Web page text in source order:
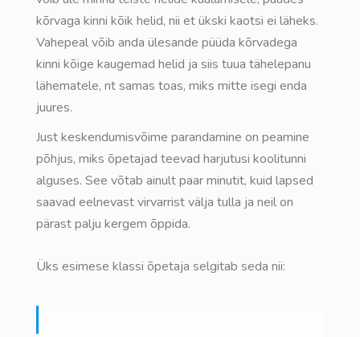
kõrvaga kinni kõik helid, nii et ükski kaotsi ei läheks.
Vahepeal võib anda ülesande püüda kõrvadega
kinni kõige kaugemad helid ja siis tuua tähelepanu
lähematele, nt samas toas, miks mitte isegi enda
juures.
Just keskendumisvõime parandamine on peamine
põhjus, miks õpetajad teevad harjutusi koolitunni
alguses. See võtab ainult paar minutit, kuid lapsed
saavad eelnevast virvarrist välja tulla ja neil on
pärast palju kergem õppida.
Üks esimese klassi õpetaja selgitab seda nii: